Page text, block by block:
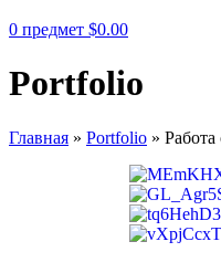
0 предмет $0.00
Portfolio
Главная » Portfolio »